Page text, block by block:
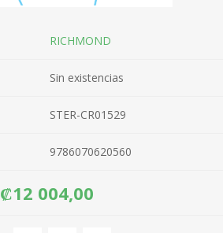
RICHMOND
Sin existencias
STER-CR01529
9786070620560
₡12 004,00